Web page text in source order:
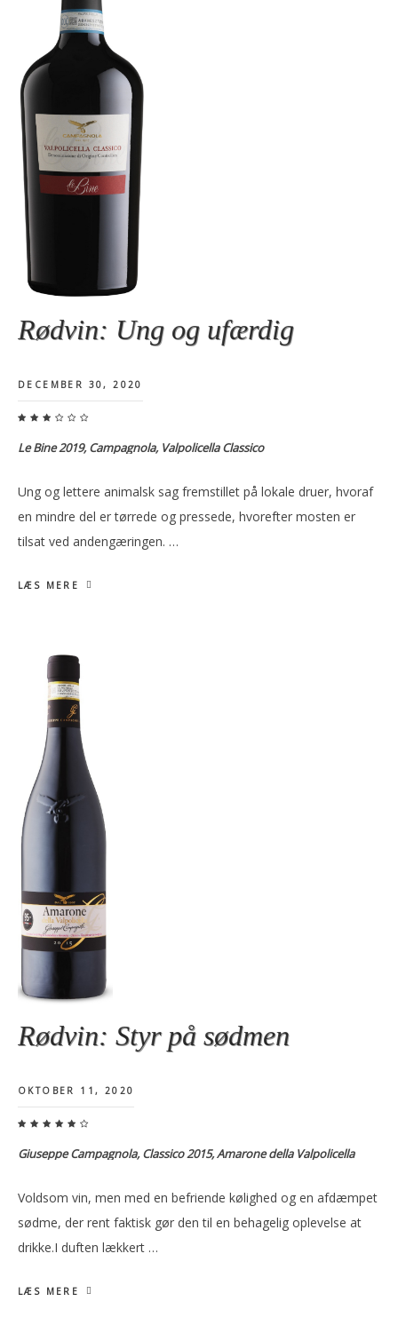
Rødvin: Ung og ufærdig
DECEMBER 30, 2020
Le Bine 2019, Campagnola, Valpolicella Classico
Ung og lettere animalsk sag fremstillet på lokale druer, hvoraf
en mindre del er tørrede og pressede, hvorefter mosten er
tilsat ved andengæringen. …
LÆS MERE
Rødvin: Styr på sødmen
OKTOBER 11, 2020
Giuseppe Campagnola, Classico 2015, Amarone della Valpolicella
Voldsom vin, men med en befriende kølighed og en afdæmpet
sødme, der rent faktisk gør den til en behagelig oplevelse at
drikke.I duften lækkert …
LÆS MERE